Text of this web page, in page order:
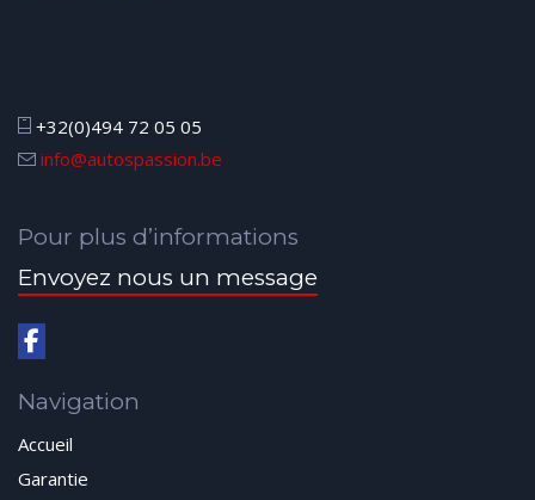
+32(0)494 72 05 05
info@autospassion.be
Pour plus d’informations
Envoyez nous un message
Navigation
Accueil
Garantie